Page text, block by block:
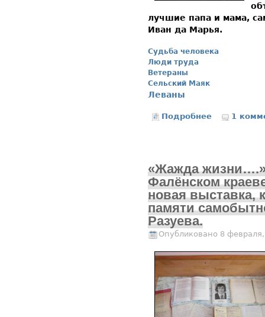
лучшие папа и мама,
Иван да Марья.
Судьба человека
Люди труда
Ветераны
Сельский Маяк
Леваны
Подробнее о Иван да
1
«Жажда
Фалёнском
новая выставка,
памяти
Разуева.
Опубликовано 8